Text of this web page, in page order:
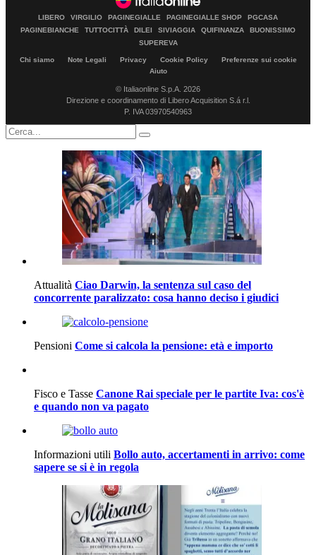
LIBERO VIRGILIO PAGINEGIALLE PAGINEGIALLE SHOP
PGCASA
PAGINEBIANCHE
TUTTOCITTÀ DILEI SIVIAGGIA QUIFINANZA
BUONISSIMO
SUPEREVA
Chi siamo Note Legali Privacy Cookie Policy
Preferenze sui cookie
Aiuto
© Italiaonline S.p.A. 2026
Direzione e coordinamento di Libero Acquisition S.á r.l.
P. IVA 03970540963
Attualità Ciao Darwin, la sentenza sul caso del
concorrente paralizzato: cosa hanno deciso i giudici
Pensioni Come si calcola la pensione: età e importo
Fisco e Tasse Canone Rai speciale per le partite Iva: cos'è
e quando non va pagato
Informazioni utili Bollo auto, accertamenti in arrivo: come
sapere se si è in regola